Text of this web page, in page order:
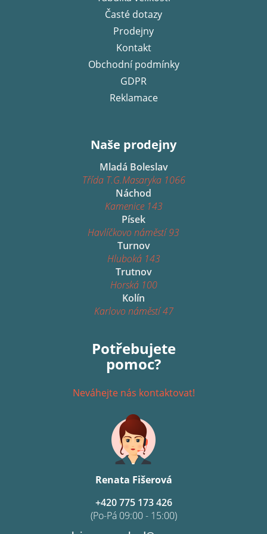
Časté dotazy
Prodejny
Kontakt
Obchodní podmínky
GDPR
Reklamace
Naše prodejny
Mladá Boleslav
Třída T.G.Masaryka 1066
Náchod
Kamenice 143
Písek
Havlíčkovo náměstí 93
Turnov
Hluboká 143
Trutnov
Horská 100
Kolín
Karlovo náměstí 47
Potřebujete
pomoc?
Neváhejte nás kontaktovat!
Renata Fišerová
+420 775 173 426
(Po-Pá 09:00 - 15:00)